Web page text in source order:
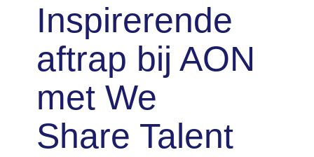
Inspirerende
aftrap bij AON
met We
Share Talent